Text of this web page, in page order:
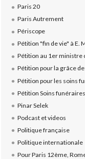
Paris 20
Paris Autrement
Périscope
Pétition "fin de vie" à E.
Pétition au 1er ministre
Pétition pour la grâce
Pétition pour les soins
Pétition Soins
Pinar Selek
Podcast et videos
Politique française
Politique internationale
Pour Paris 12ème,